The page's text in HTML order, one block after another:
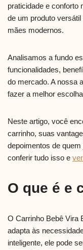
praticidade e conforto
de um produto
mães modernos.
Analisamos a fundo
funcionalidades,
do mercado. A nossa
fazer a melhor
Neste artigo, você
carrinho, suas
depoimentos de
conferir tudo isso e
O que é e
O Carrinho Bebê Vira
adapta às
inteligente, ele pode